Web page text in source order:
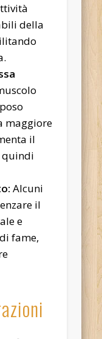
della
maggiore
il
quindi
Alcuni
il
e
fame,